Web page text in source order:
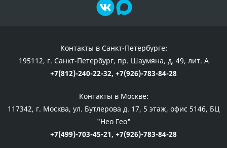
Контакты в Санкт-Петербурге:
195112, г. Санкт-Петербург, пр. Шаумяна, д. 49, лит. А
+7(812)-240-22-32, +7(926)-783-84-28
Контакты в Москве:
117342, г. Москва, ул. Бутлерова д. 17, 5 этаж, офис 5146, БЦ
"Нео Гео"
+7(499)-703-45-21, +7(926)-783-84-28